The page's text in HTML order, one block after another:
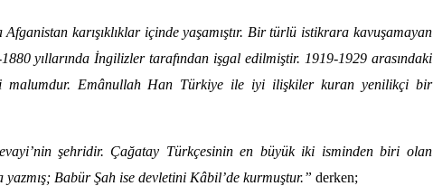
Afganistan karışıklıklar içinde yaşamıştır. Bir türlü istikrara kavuşamayan
yıllarında İngilizler tarafından işgal edilmiştir. 1919-1929 arasındaki
malumdur. Emânullah Han Türkiye ile iyi ilişkiler kuran yenilikçi bir
şehridir. Çağatay Türkçesinin en büyük iki isminden biri olan
yazmış; Babür Şah ise devletini Kâbil’de kurmuştur.” derken;